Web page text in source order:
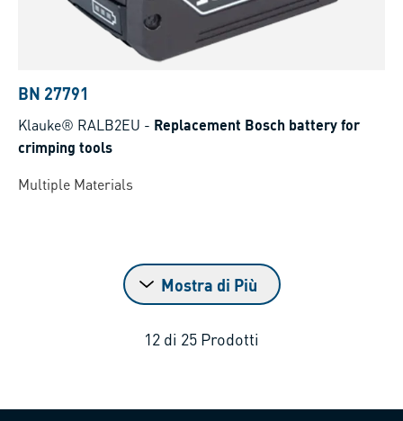
BN 27791
Klauke® RALB2EU - Replacement Bosch battery for
crimping tools
Multiple Materials
Mostra di Più
12 di 25 Prodotti